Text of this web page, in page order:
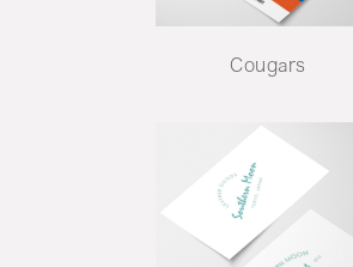
Cougars